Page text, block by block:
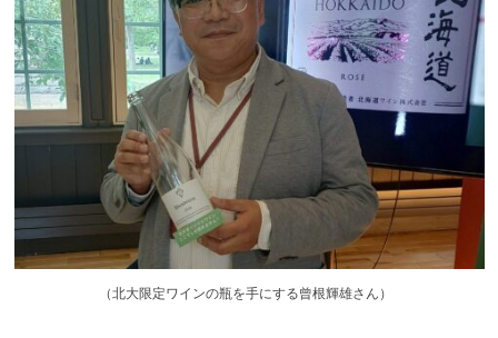
（北大限定ワインの瓶を手にする曾根輝雄さん）